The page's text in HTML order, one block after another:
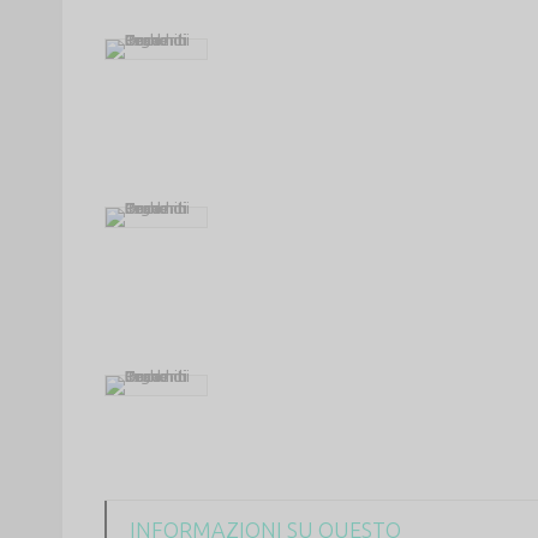
INFORMAZIONI SU QUESTO